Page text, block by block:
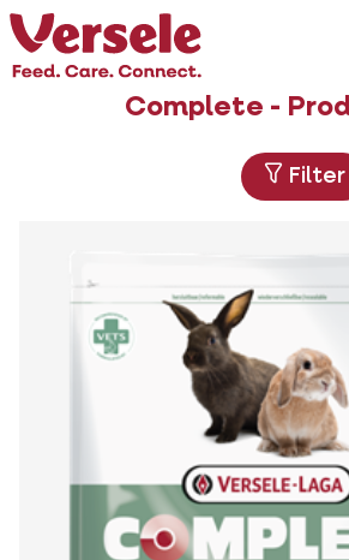
Complete -
Filter